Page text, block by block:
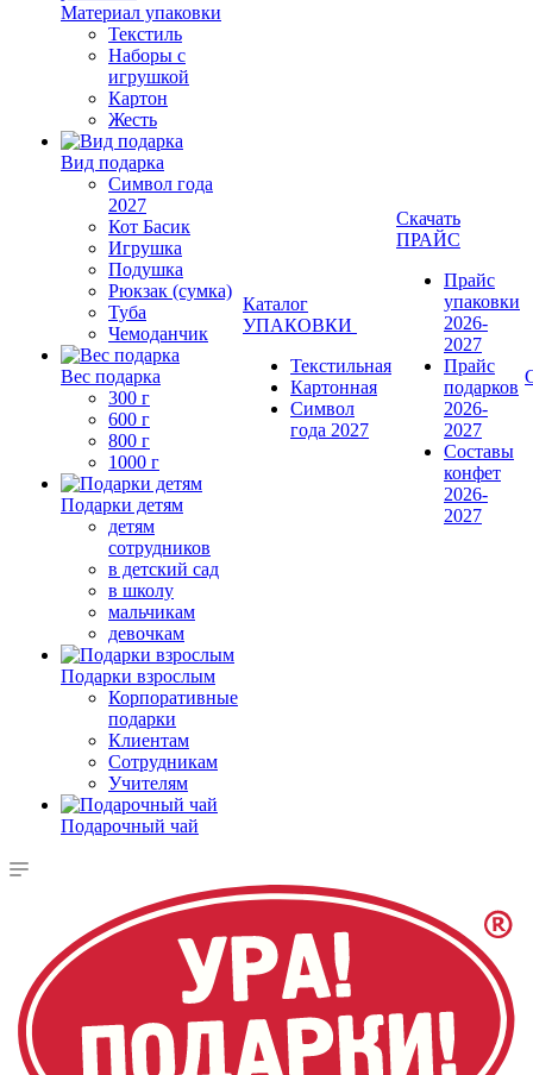
Материал упаковки
Текстиль
Наборы с
игрушкой
Картон
Жесть
Вид подарка
Символ года
2027
Кот Басик
Игрушка
Подушка
Рюкзак (сумка)
Туба
Чемоданчик
Вес подарка
300 г
600 г
800 г
1000 г
Подарки детям
детям
сотрудников
в детский сад
в школу
мальчикам
девочкам
Подарки взрослым
Корпоративные
подарки
Клиентам
Сотрудникам
Учителям
Подарочный чай
Каталог
УПАКОВКИ
Текстильная
Картонная
Символ
года 2027
Скачать
ПРАЙС
Прайс
упаковки
2026-
2027
Прайс
подарков
2026-
2027
Составы
конфет
2026-
2027